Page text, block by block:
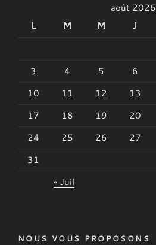
août 2026
L
M M J
3
4 5 6
10
11 12 13
17
18 19 20
24
25 26 27
31
« Juil
NOUS VOUS PROPOSONS